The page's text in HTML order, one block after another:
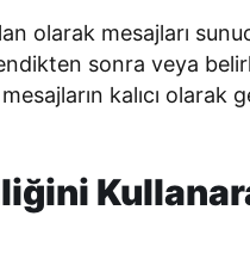
olarak mesajları
sonra veya
kalıcı olarak